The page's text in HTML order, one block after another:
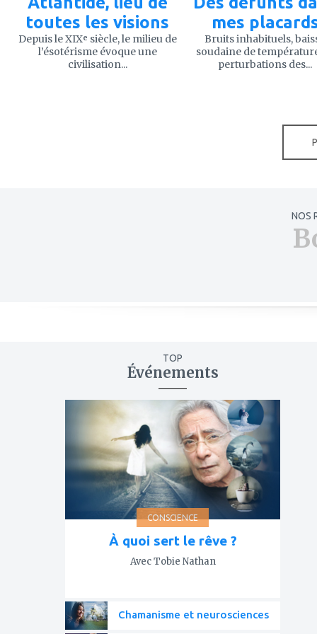
toutes les visions
Depuis le XIXᵉ siècle, le milieu de
l’ésotérisme évoque une
civilisation...
mes
Bruits inhabituels,
soudaine de
perturbations des...
NOS
TOP
Événements
CONSCIENCE
À quoi sert le rêve ?
Avec Tobie Nathan
Chamanisme et neurosciences